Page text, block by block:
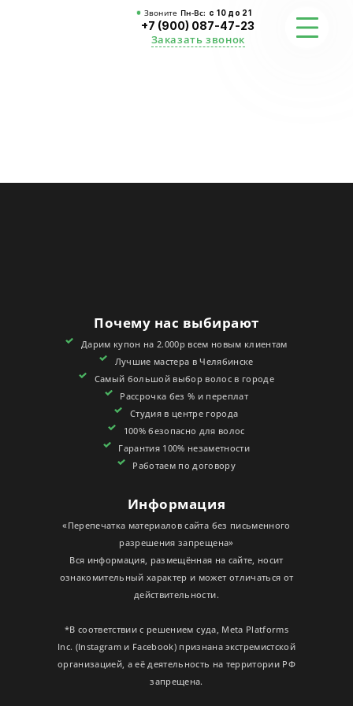
Звоните Пн-Вс: с 10 до 21
+7 (900) 087-47-23
Заказать звонок
КОНТАКТЫ
СЕРТИФИКАТЫ
Почему нас выбирают
Дарим купон на 2.000р всем новым клиентам
Лучшие мастера в Челябинске
Самый большой выбор волос в городе
Рассрочка без % и переплат
Студия в центре города
100% безопасно для волос
Гарантия 100% незаметности
Работаем по договору
Информация
«Перепечатка материалов сайта без письменного
разрешения запрещена»
Вся информация, размещённая на сайте, носит
ознакомительный характер и может отличаться от
действительности.
*В соответствии с решением суда, Meta Platforms
Inc. (Instagram и Facebook) признана экстремистской
организацией, а её деятельность на территории РФ
запрещена.